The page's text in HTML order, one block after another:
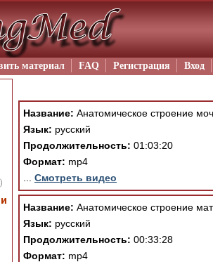
материал FAQ Регистрация Вход
Название: Анатомическое строение
Язык: русский
Продолжительность: 01:03:20
Формат: mp4
Смотреть видео
Название: Анатомическое строение
Язык: русский
Продолжительность: 00:33:28
Формат: mp4